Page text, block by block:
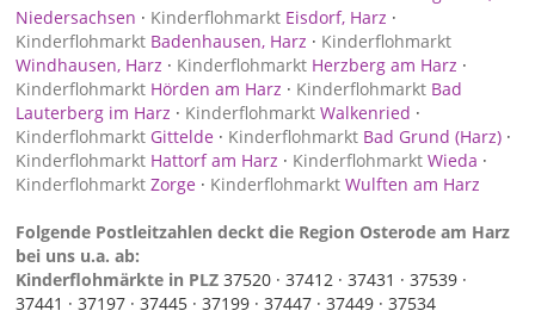
Niedersachsen · Kinderflohmarkt Eisdorf, Harz ·
Kinderflohmarkt Badenhausen, Harz · Kinderflohmarkt
Windhausen, Harz · Kinderflohmarkt Herzberg am Harz ·
Kinderflohmarkt Hörden am Harz · Kinderflohmarkt Bad
Lauterberg im Harz · Kinderflohmarkt Walkenried ·
Kinderflohmarkt Gittelde · Kinderflohmarkt Bad Grund (Harz) ·
Kinderflohmarkt Hattorf am Harz · Kinderflohmarkt Wieda ·
Kinderflohmarkt Zorge · Kinderflohmarkt Wulften am Harz
Folgende Postleitzahlen deckt die Region Osterode am Harz
bei uns u.a. ab:
Kinderflohmärkte in PLZ37520 ·37412 ·37431 ·37539 ·
37441 ·37197 ·37445 ·37199 ·37447 ·37449 ·37534